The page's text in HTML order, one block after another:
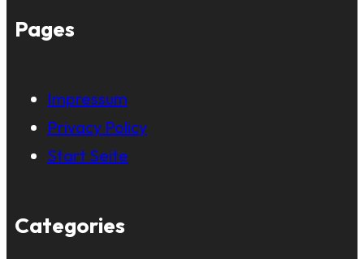
Pages
Impressum
Privacy Policy
Start Seite
Categories